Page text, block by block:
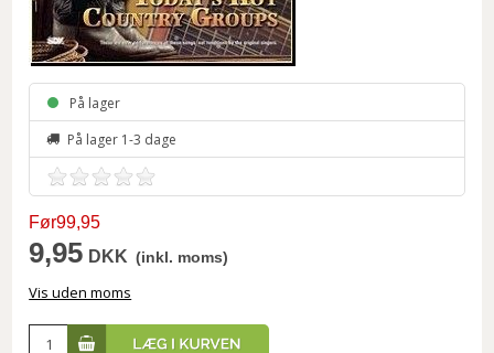
På lager
På lager 1-3 dage
Før99,95
9,95 DKK (inkl. moms)
Vis uden moms